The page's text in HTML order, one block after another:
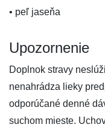
• peľ jaseňa
Upozornenie
Doplnok stravy
nenahrádza lieky
odporúčané denné
suchom mieste.